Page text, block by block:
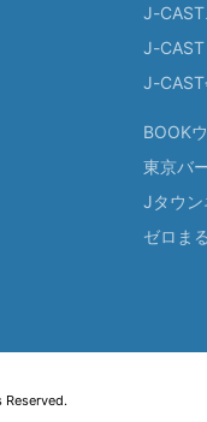
J-
J-
J-
BOOK
東京バ
Jタウン
ゼロま